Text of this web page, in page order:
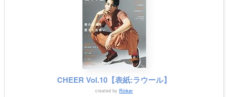
CHEER Vol.10【表紙:ラウール】
created by Rinker